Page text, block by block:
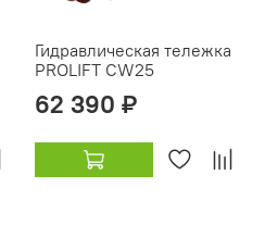
Гидравлическая тележка
PROLIFT CW25
62 390 ₽